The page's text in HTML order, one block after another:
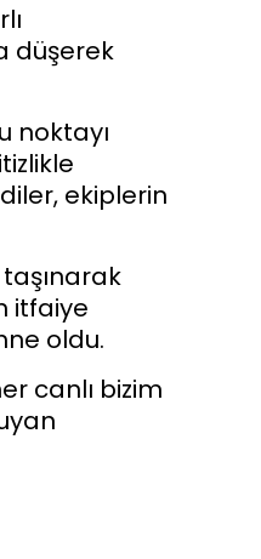
düşerek
noktayı
ekiplerin
itfaiye
oldu.
canlı bizim